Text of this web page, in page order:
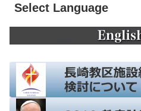
Select Language